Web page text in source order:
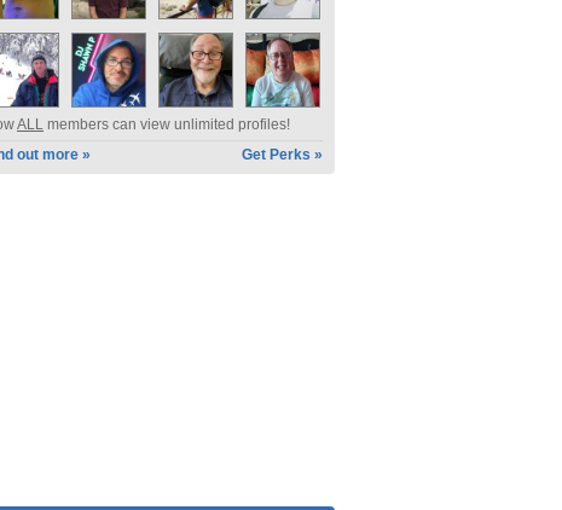
ALL members can view unlimited profiles!
out more »
Get Perks »